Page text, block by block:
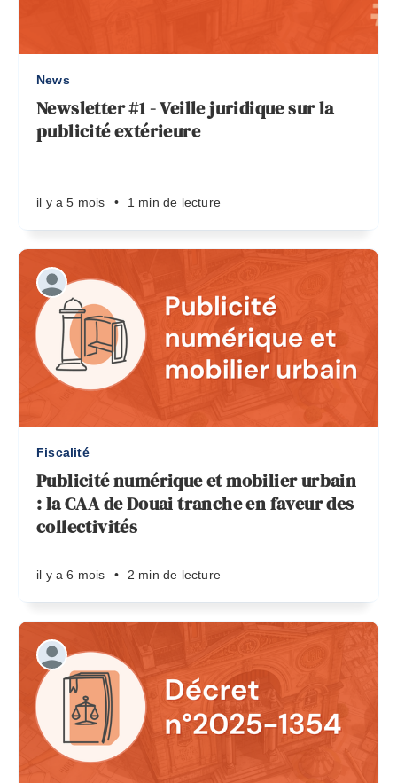
News
Newsletter #1 - Veille juridique sur la
publicité extérieure
il y a 5 mois • 1 min de lecture
Fiscalité
Publicité numérique et mobilier urbain
: la CAA de Douai tranche en faveur des
collectivités
il y a 6 mois • 2 min de lecture